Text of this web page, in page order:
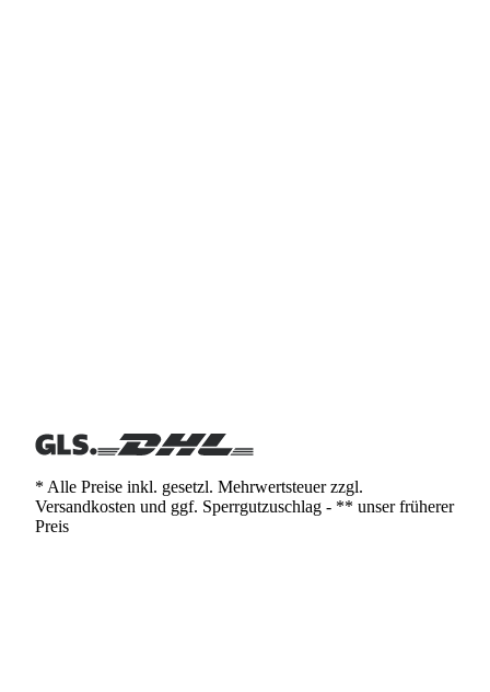
* Alle Preise inkl. gesetzl. Mehrwertsteuer zzgl.
Versandkosten und ggf. Sperrgutzuschlag - ** unser früherer
Preis